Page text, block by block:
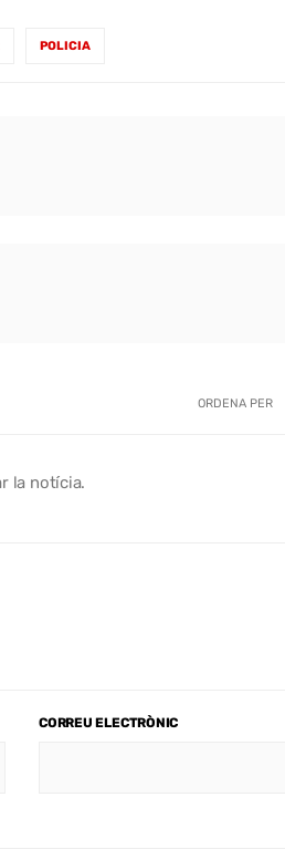
POLICIA
ORDENA PER
la notícia.
CORREU ELECTRÒNIC